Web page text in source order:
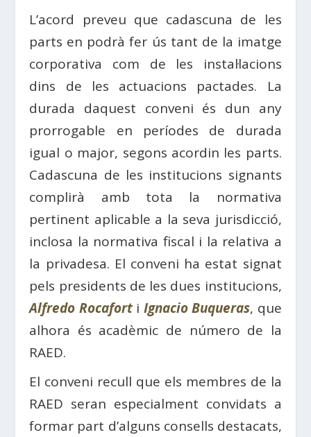
L’acord preveu que cadascuna de les
parts en podrà fer ús tant de la imatge
corporativa com de les instal·lacions
dins de les actuacions pactades. La
durada daquest conveni és dun any
prorrogable en períodes de durada
igual o major, segons acordin les parts.
Cadascuna de les institucions signants
complirà amb tota la normativa
pertinent aplicable a la seva jurisdicció,
inclosa la normativa fiscal i la relativa a
la privadesa. El conveni ha estat signat
pels presidents de les dues institucions,
Alfredo Rocaforti Ignacio Buqueras, que
alhora és acadèmic de número de la
RAED.
El conveni recull que els membres de la
RAED seran especialment convidats a
formar part d’alguns consells destacats,